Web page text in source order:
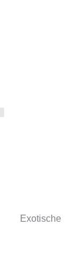
Exotische